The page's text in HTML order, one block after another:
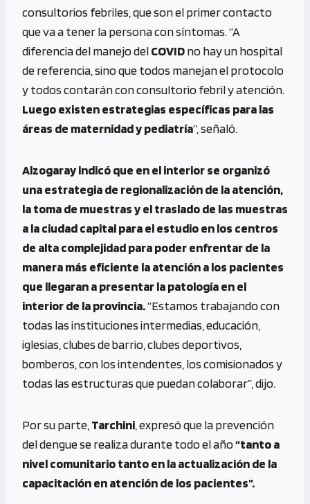
consultorios febriles, que son el primer contacto
que va a tener la persona con síntomas. “A
diferencia del manejo delCOVIDno hay un hospital
de referencia, sino que todos manejan el protocolo
y todos contarán con consultorio febril y atención.
Luego existen estrategias específicas para las
áreas de maternidad y pediatría”, señaló.
Alzogaray indicó que en el interior se organizó
una estrategia de regionalización de la atención,
la toma de muestras y el traslado de las muestras
a la ciudad capital para el estudio en los centros
de alta complejidad para poder enfrentar de la
manera más eficiente la atención a los pacientes
que llegaran a presentar la patología en el
interior de la provincia.“Estamos trabajando con
todas las instituciones intermedias, educación,
iglesias, clubes de barrio, clubes deportivos,
bomberos, con los intendentes, los comisionados y
todas las estructuras que puedan colaborar”, dijo.
Por su parte, Tarchini , expresó que la prevención
del dengue se realiza durante todo el año“tanto a
nivel comunitario tanto en la actualización de la
capacitación en atención de los pacientes”.